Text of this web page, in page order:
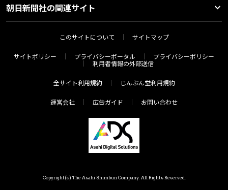
朝日新聞社の関連サイト
このサイトについて サイトマップ
サイトポリシー プライバシーポータル
プライバシーポリシー
利用者情報の外部送信
全サイト利用規約 じんぶん堂利用規約
運営会社 広告ガイド お問い合わせ
Copyright(c) The Asahi Shimbun Company. All Rights Reserved.